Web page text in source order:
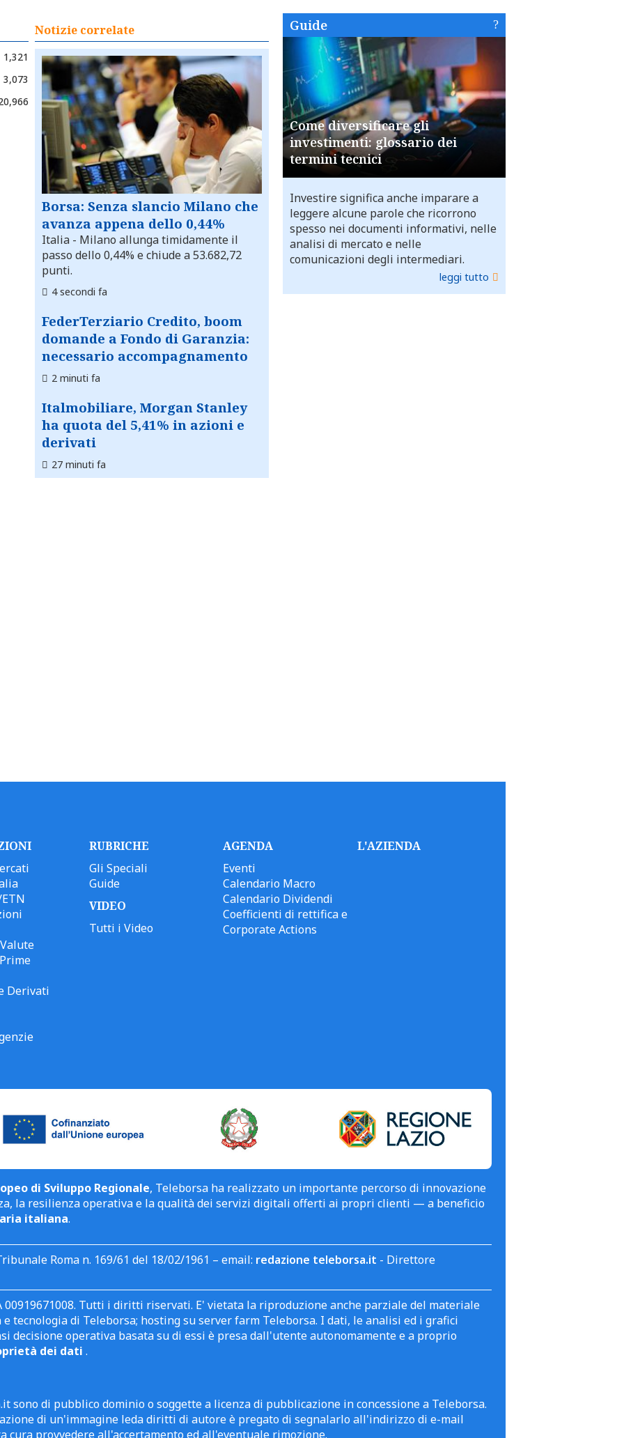
1,321
3,073
Notizie correlate
Borsa: Senza slancio Milano che
avanza appena dello 0,44%
Italia - Milano allunga timidamente il
passo dello 0,44% e chiude a 53.682,72
punti.
4 secondi fa
FederTerziario Credito, boom
domande a Fondo di Garanzia:
necessario accompagnamento
2 minuti fa
Italmobiliare, Morgan Stanley
ha quota del 5,41% in azioni e
derivati
27 minuti fa
Guide
Come diversificare gli
investimenti: glossario dei
termini tecnici
Investire significa anche imparare a
leggere alcune parole che ricorrono
spesso nei documenti informativi, nelle
analisi di mercato e nelle
comunicazioni degli intermediari.
leggi tutto
Derivati
RUBRICHE
Gli Speciali
Guide
VIDEO
Tutti i Video
AGENDA
Eventi
Calendario Macro
Calendario Dividendi
Coefficienti di rettifica e
Corporate Actions
L'AZIENDA
di Sviluppo Regionale, Teleborsa ha realizzato un importante percorso di innovazione
la resilienza operativa e la qualità dei servizi digitali offerti ai propri clienti — a beneficio
italiana.
Roma n. 169/61 del 18/02/1961 – email: redazione teleborsa.it - Direttore
00919671008. Tutti i diritti riservati. E' vietata la riproduzione anche parziale del materiale
tecnologia di Teleborsa; hosting su server farm Teleborsa. I dati, le analisi ed i grafici
decisione operativa basata su di essi è presa dall'utente autonomamente e a proprio
dei dati .
sono di pubblico dominio o soggette a licenza di pubblicazione in concessione a Teleborsa.
di un'immagine leda diritti di autore è pregato di segnalarlo all'indirizzo di e-mail
cura provvedere all'accertamento ed all'eventuale rimozione.